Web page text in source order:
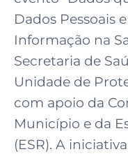
Dados Pessoais
Informação na
Secretaria de
Unidade de
com apoio da
Município e da
(ESR). A